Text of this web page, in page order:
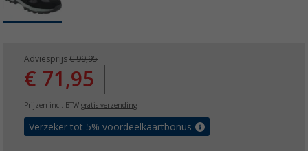
Adviesprijs € 99,95
€ 71,95
Prijzen incl. BTW gratis verzending
Verzeker tot 5% voordeelkaartbonus